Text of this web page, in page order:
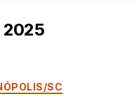
2025
SC